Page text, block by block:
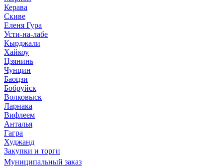
Керава
Скиве
Еленя Гура
Усти-на-лабе
Кырджали
Хайкоу
Цзянинь
Чунцин
Баоцзи
Бобруйск
Волковыск
Ларнака
Вифлеем
Анталья
Гагра
Худжанд
Закупки и торги
Муниципальный заказ